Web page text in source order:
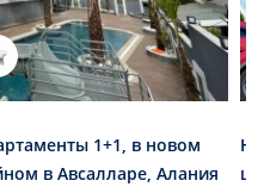
1+1, в новом
в Авсалларе, Алания